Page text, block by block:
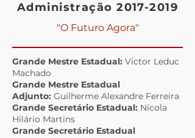
Administração2017-2019
"O Futuro Agora"
Grande Mestre Estadual: Victor Leduc
Machado
Grande Mestre Estadual
Adjunto: Guilherme Alexandre Ferreira
Grande Secretário Estadual: Nícola
Hilário Martins
Grande Secretário Estadual